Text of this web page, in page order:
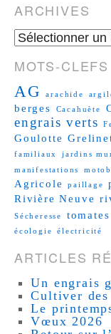
ARCHIVES
MOTS-
AG
arachide
berges Cacahuète
engrais verts
Goulotte
familiaux
jardins
manifestations
Agricole
paillage
Rivière Neuve
Sécheresse tomates
écologie
électricité
ARTICLES
Un engrais
Cultiver des
Le
Vœux 2026